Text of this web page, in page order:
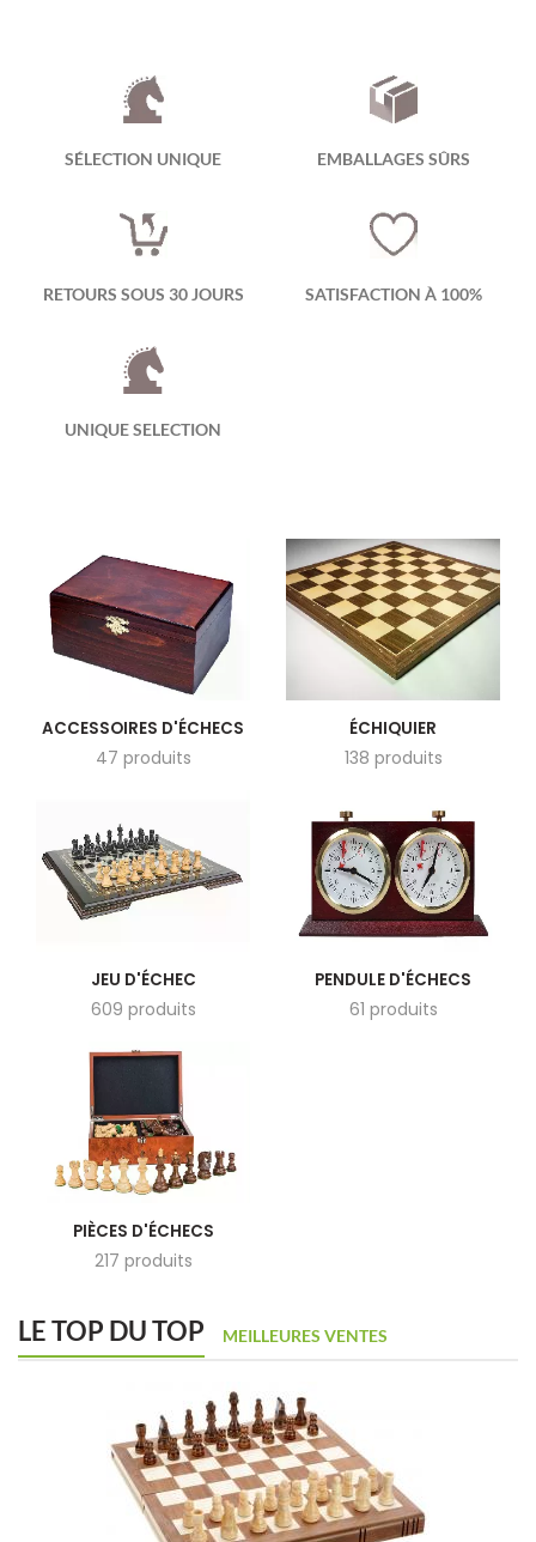
SÉLECTION UNIQUE EMBALLAGES SÛRS
RETOURS SOUS 30 JOURS SATISFACTION À 100%
UNIQUE SELECTION
ACCESSOIRES D'ÉCHECS
47 produits
ÉCHIQUIER
138 produits
JEU D'ÉCHEC
609 produits
PENDULE D'ÉCHECS
61 produits
PIÈCES D'ÉCHECS
217 produits
LE TOP DU TOP MEILLEURES VENTES